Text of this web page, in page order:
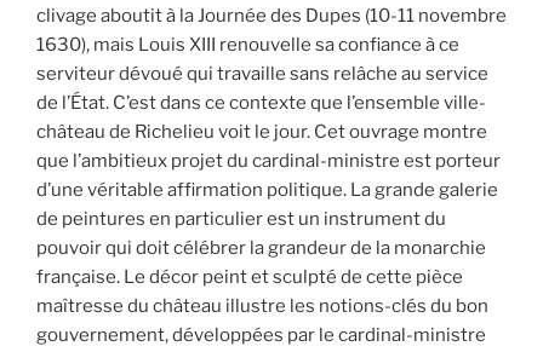
clivage aboutit à la Journée des Dupes (10-11 novembre
1630), mais Louis XIII renouvelle sa confiance à ce
serviteur dévoué qui travaille sans relâche au service
de l’État. C’est dans ce contexte que l’ensemble ville-
château de Richelieu voit le jour. Cet ouvrage montre
que l’ambitieux projet du cardinal-ministre est porteur
d’une véritable affirmation politique. La grande galerie
de peintures en particulier est un instrument du
pouvoir qui doit célébrer la grandeur de la monarchie
française. Le décor peint et sculpté de cette pièce
maîtresse du château illustre les notions-clés du bon
gouvernement, développées par le cardinal-ministre